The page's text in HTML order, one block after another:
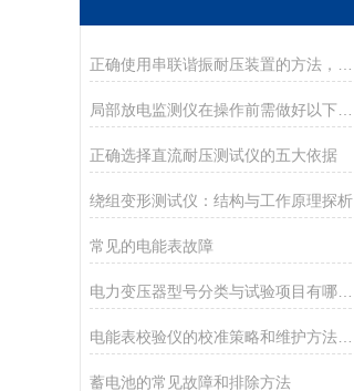
局部放电监测仪在操作前需做好以下准备
正确选择直流耐压测试仪的五大依据
绕组变形测试仪：结构与工作原理探析
常见的电能表故障
电力变压器型号分类与试验项目有哪些？
电能表校验仪的校准策略和维护方法探讨
蓄电池的常见故障和排除方法